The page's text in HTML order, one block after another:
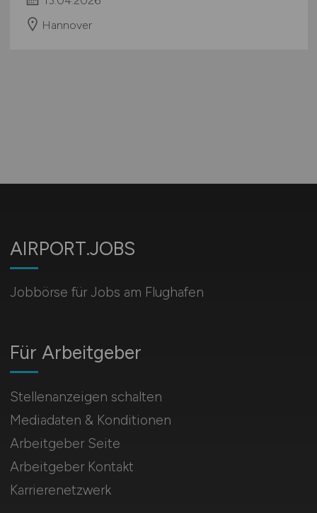
Hannover
AIRPORT.JOBS
Jobbörse für Jobs am Flughafen
Für Arbeitgeber
Stellenanzeigen schalten
Mediadaten & Konditionen
Arbeitgeber Seite
Arbeitgeber Kontakt
Karrierenetzwerk